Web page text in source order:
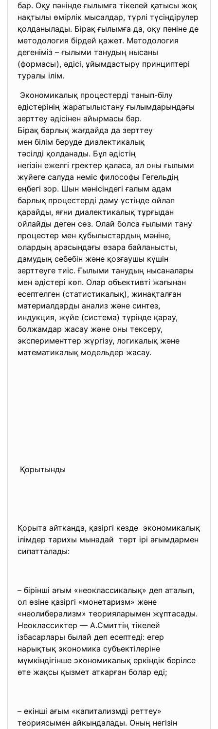
бар. Оқу пәнінде ғылымға тікелей қатысы жоқ
нақтылы өмірлік мысалдар, түрлі түсіндірулер
қолданылады. Бірақ ғылымға да, оқу пәніне де
методология бірдей қажет. Методология
дегеніміз – ғылыми танудың нысаны
(формасы), әдісі, ұйымдастыру принциптері
туралы ілім.
Экономикалық процестерді танып-білу
әдістерінің жаратылыстануғылымдарындағы
зерттеу әдісінен айырмасы бар.
Бірақ барлық жағдайда да зерттеу
мен білім беруде диалектикалық
тәсілді қолданады. Бұл әдістің
негізін ежелгі гректер қаласа, ал оны ғылыми
жүйеге салуда неміс философы Гегельдің
еңбегі зор. Шын мәнісіндегі ғалым адам
барлық процестерді даму үстінде ойлап
қарайды, яғни диалектикалық тұрғыдан
ойлайды деген сөз. Олай болса ғылыми тану
процестер мен құбылыстардың мәніне,
олардың арасындағы өзара байланысты,
дамудың себебін және қозғаушы күшін
зерттеуге тиіс. Ғылыми танудың нысаналары
мен әдістері көп. Олар объективті жағынан
есептелген (статистикалық), жинақталған
материалдарды анализ және синтез,
индукция, жүйе (система) түрінде қарау,
болжамдар жасау және оны тексеру,
эксперименттер жүргізу, логикалық және
математикалық модельдер жасау.
Қорытынды
Қорыта айтканда, қазіргі кезде экономикалық
ілімдер тарихы мынадай төрт ірі ағымдармен
сипатталады:
– бірінші ағым «неоклассикалық» деп аталып,
ол өзіне қазіргі «монетаризм» және
«неолиберализм» теорияларымен жұптасады.
Неоклассиктер — А.Смиттің тікелей
ізбасарлары былай деп есептеді: егер
нарықтық экономика субъектілеріне
мүмкіндігінше экономикалық еркіндік берілсе
өте жақсы қызмет аткарған болар еді;
– екінші ағым «капитализмді реттеу»
теориясымен айкындалады. Оның негізін